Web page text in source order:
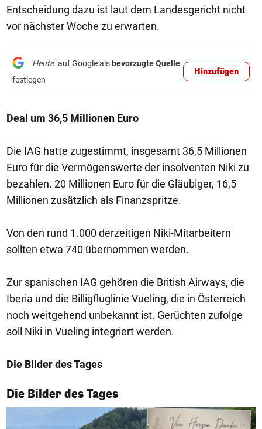
Entscheidung dazu ist laut dem Landesgericht nicht
vor nächster Woche zu erwarten.
"Heute"auf Google als bevorzugte Quelle
festlegen
Hinzufügen
Deal um 36,5 Millionen Euro
Die IAG hatte zugestimmt, insgesamt 36,5 Millionen
Euro für die Vermögenswerte der insolventen Niki zu
bezahlen. 20 Millionen Euro für die Gläubiger, 16,5
Millionen zusätzlich als Finanzspritze.
Von den rund 1.000 derzeitigen Niki-Mitarbeitern
sollten etwa 740 übernommen werden.
Zur spanischen IAG gehören die British Airways, die
Iberia und die Billigfluglinie Vueling, die in Österreich
noch weitgehend unbekannt ist. Gerüchten zufolge
soll Niki in Vueling integriert werden.
Die Bilder des Tages
Die Bilder des Tages
1/50